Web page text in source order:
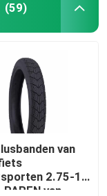
(59)
van
2.75-17
PAREN van